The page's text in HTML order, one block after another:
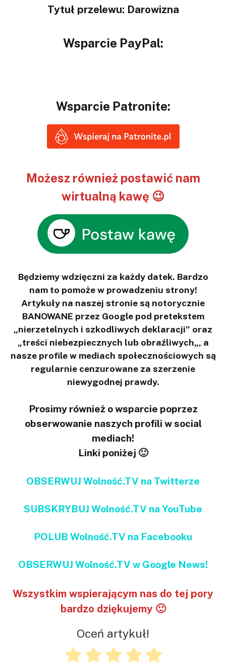
Tytuł przelewu: Darowizna
Wsparcie PayPal:
Wsparcie Patronite:
Możesz również postawić nam
wirtualną kawę 😉
Będziemy wdzięczni za każdy datek. Bardzo
nam to pomoże w prowadzeniu strony!
Artykuły na naszej stronie są notorycznie
BANOWANE przez Google pod pretekstem
„nierzetelnych i szkodliwych deklaracji” oraz
„treści niebezpiecznych lub obraźliwych„, a
nasze profile w mediach społecznościowych są
regularnie cenzurowane za szerzenie
niewygodnej prawdy.
Prosimy również o wsparcie poprzez
obserwowanie naszych profili w social
mediach!
Linki poniżej 🙂
OBSERWUJ Wolność.TV na Twitterze
SUBSKRYBUJ Wolność.TV na YouTube
POLUB Wolność.TV na Facebooku
OBSERWUJ Wolność.TV w Google News!
Wszystkim wspierającym nas do tej pory
bardzo dziękujemy 🙂
Oceń artykuł!